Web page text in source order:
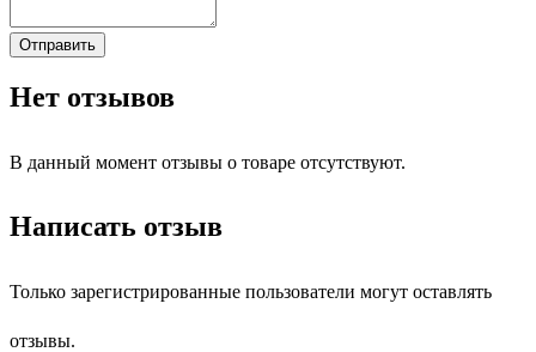
Отправить
Нет отзывов
В данный момент отзывы о товаре отсутствуют.
Написать отзыв
Только зарегистрированные пользователи могут оставлять
отзывы.